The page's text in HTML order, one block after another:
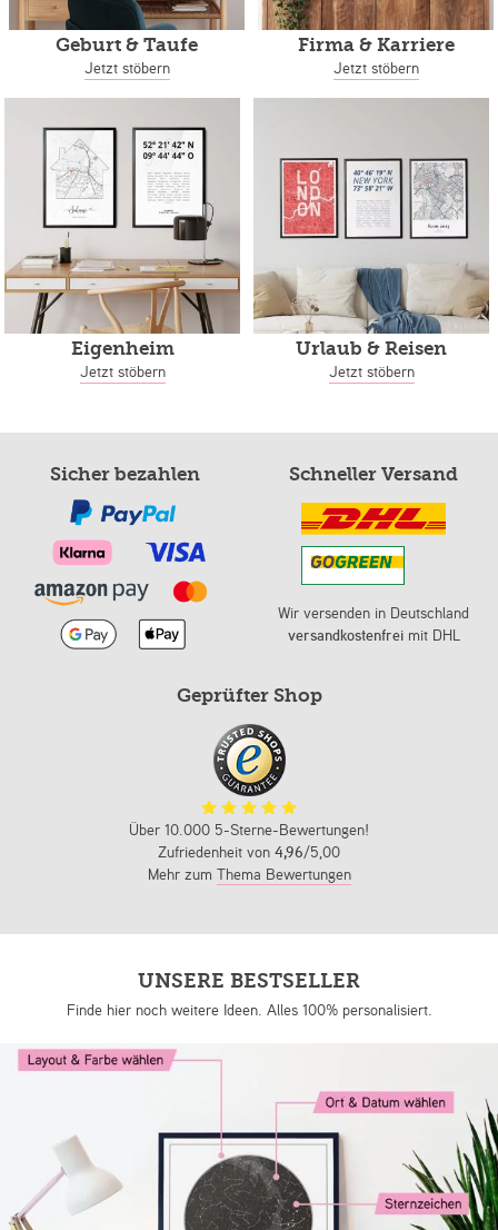
Geburt & Taufe
Jetzt stöbern
Firma & Karriere
Jetzt stöbern
Eigenheim
Jetzt stöbern
Urlaub & Reisen
Jetzt stöbern
Sicher bezahlen Schneller Versand
Wir versenden in Deutschland
versandkostenfreimit DHL
Geprüfter Shop
Über 10.000 5-Sterne-Bewertungen!
Zufriedenheit von 4,96/5,00
Mehr zum Thema Bewertungen
UNSERE BESTSELLER
Finde hier noch weitere Ideen. Alles 100% personalisiert.